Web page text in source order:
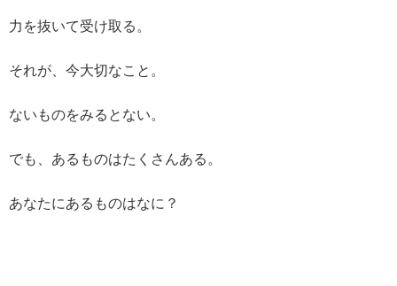
力を抜いて受け取る。
それが、今大切なこと。
ないものをみるとない。
でも、あるものはたくさんある。
あなたにあるものはなに？